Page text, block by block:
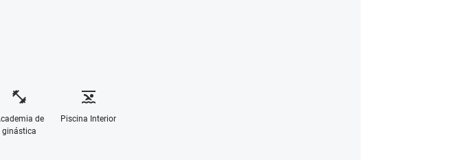
de
ginástica
Piscina Interior